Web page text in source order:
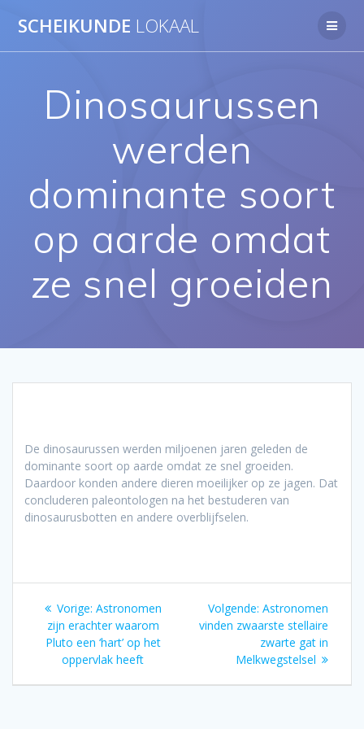
naar
SCHEIKUNDE LOKAAL
Dinosaurussen
werden
dominante soort
op aarde omdat
ze snel groeiden
De dinosaurussen werden miljoenen jaren geleden de
dominante soort op aarde omdat ze snel groeiden.
Daardoor konden andere dieren moeilijker op ze jagen. Dat
concluderen paleontologen na het bestuderen van
dinosaurusbotten en andere overblijfselen.
Bericht
navigatie
Vorige: Vorig
bericht:
Astronomen
zijn erachter waarom
Pluto een ‘hart’ op het
oppervlak heeft
Volgende: Volgend
bericht:
Astronomen
vinden zwaarste stellaire
zwarte gat in
Melkwegstelsel